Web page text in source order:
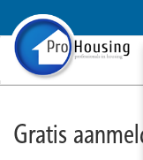
Gratis